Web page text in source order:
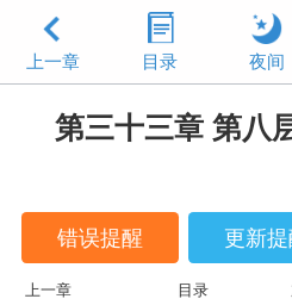
上一章 目录 夜间
第三十三章 第八
错误提醒 更新提
上一章 目录